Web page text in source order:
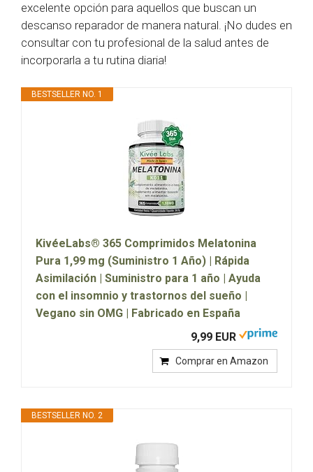
excelente opción para aquellos que buscan un
descanso reparador de manera natural. ¡No dudes en
consultar con tu profesional de la salud antes de
incorporarla a tu rutina diaria!
BESTSELLER NO. 1
KivéeLabs® 365 Comprimidos Melatonina
Pura 1,99 mg (Suministro 1 Año) | Rápida
Asimilación | Suministro para 1 año | Ayuda
con el insomnio y trastornos del sueño |
Vegano sin OMG | Fabricado en España
9,99 EUR
Comprar en Amazon
BESTSELLER NO. 2